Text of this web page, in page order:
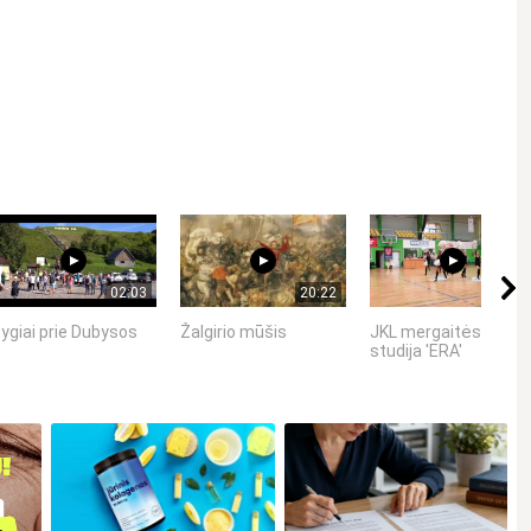
02:03
prie Dubysos
20:22
Žalgirio mūšis
01:52
JKL mergaitės -
studija 'ERA'